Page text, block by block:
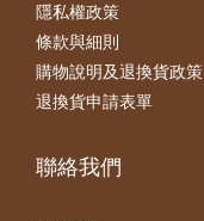
隱私權政策
條款與細則
購物說明及退換貨政策
退換貨申請表單
聯絡我們